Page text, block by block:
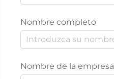
Nombre completo
Nombre de la empresa